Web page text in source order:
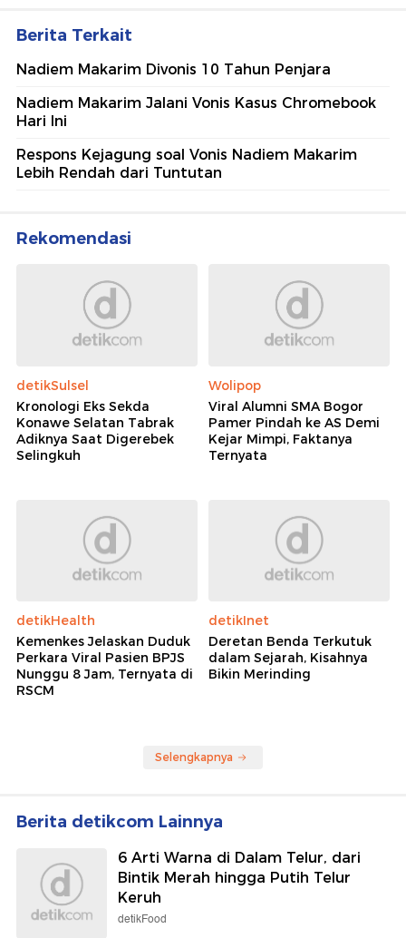
Berita Terkait
Nadiem Makarim Divonis 10 Tahun Penjara
Nadiem Makarim Jalani Vonis Kasus Chromebook
Hari Ini
Respons Kejagung soal Vonis Nadiem Makarim
Lebih Rendah dari Tuntutan
Rekomendasi
detikSulsel
Kronologi Eks Sekda
Konawe Selatan Tabrak
Adiknya Saat Digerebek
Selingkuh
Wolipop
Viral Alumni SMA Bogor
Pamer Pindah ke AS Demi
Kejar Mimpi, Faktanya
Ternyata
detikHealth
Kemenkes Jelaskan Duduk
Perkara Viral Pasien BPJS
Nunggu 8 Jam, Ternyata di
RSCM
detikInet
Deretan Benda Terkutuk
dalam Sejarah, Kisahnya
Bikin Merinding
Selengkapnya
Berita detikcom Lainnya
6 Arti Warna di Dalam Telur, dari
Bintik Merah hingga Putih Telur
Keruh
detikFood